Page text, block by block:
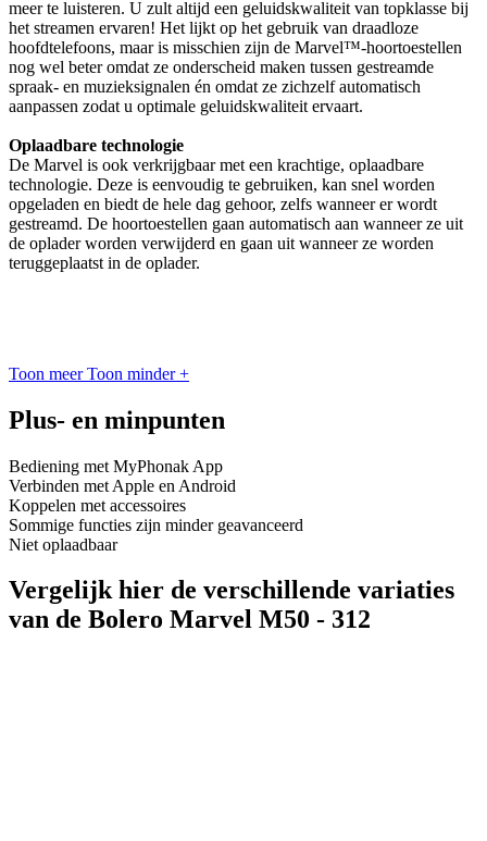
meer te luisteren. U zult altijd een geluidskwaliteit van topklasse bij
het streamen ervaren! Het lijkt op het gebruik van draadloze
hoofdtelefoons, maar is misschien zijn de Marvel™-hoortoestellen
nog wel beter omdat ze onderscheid maken tussen gestreamde
spraak- en muzieksignalen én omdat ze zichzelf automatisch
aanpassen zodat u optimale geluidskwaliteit ervaart.
Oplaadbare technologie
De Marvel is ook verkrijgbaar met een krachtige, oplaadbare
technologie. Deze is eenvoudig te gebruiken, kan snel worden
opgeladen en biedt de hele dag gehoor, zelfs wanneer er wordt
gestreamd. De hoortoestellen gaan automatisch aan wanneer ze uit
de oplader worden verwijderd en gaan uit wanneer ze worden
teruggeplaatst in de oplader.
Toon meer Toon minder +
Plus- en minpunten
Bediening met MyPhonak App
Verbinden met Apple en Android
Koppelen met accessoires
Sommige functies zijn minder geavanceerd
Niet oplaadbaar
Vergelijk hier de verschillende variaties
van de Bolero Marvel M50 - 312